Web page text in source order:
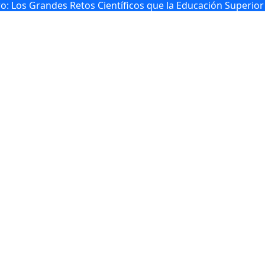
Los Grandes Retos Científicos que la Educación